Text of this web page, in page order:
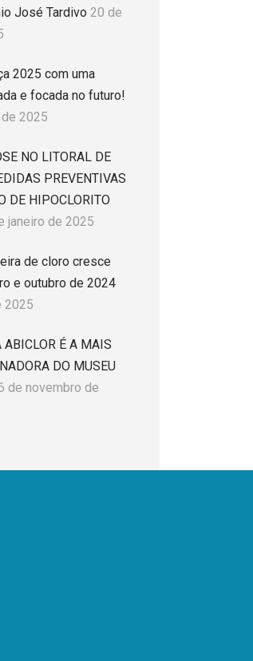
José Tardivo 20 de
2025 com uma
e focada no futuro!
2025
NO LITORAL DE
PREVENTIVAS
DE HIPOCLORITO
janeiro de 2025
de cloro cresce
e outubro de 2024
2025
É A MAIS
DO MUSEU
de novembro de